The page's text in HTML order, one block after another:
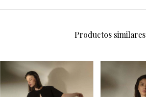
Productos similares